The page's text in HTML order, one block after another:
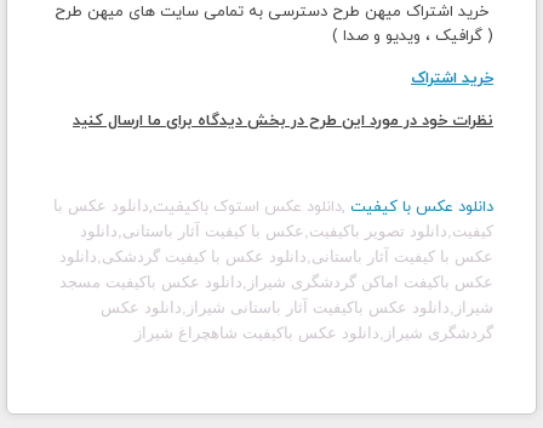
خرید اشتراک میهن طرح دسترسی به تمامی سایت های میهن طرح
( گرافیک ، ویدیو و صدا )
خرید اشتراک
نظرات خود در مورد این طرح در بخش دیدگاه برای ما ارسال کنید
دانلود عکس با کیفیت ,دانلود عکس استوک باکیفیت,دانلود عکس با
کیفیت,دانلود تصویر باکیفیت,عکس با کیفیت آثار باستانی,دانلود
عکس با کیفیت آثار باستانی,دانلود عکس با کیفیت گردشکی,دانلود
عکس باکیفت اماکن گردشگری شیراز,دانلود عکس باکیفیت مسجد
شیراز,دانلود عکس باکیفیت آثار باستانی شیراز,دانلود عکس
گردشگری شیراز,دانلود عکس باکیفیت شاهچراغ شیراز